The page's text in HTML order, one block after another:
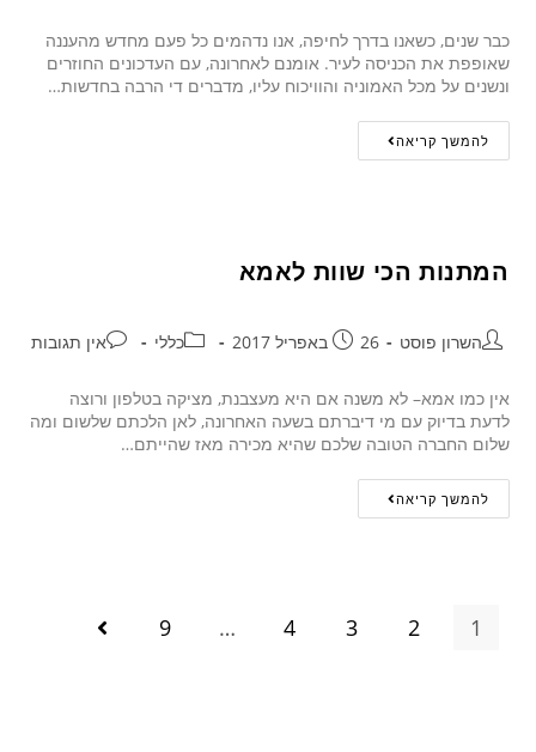
כבר שנים, כשאנו בדרך לחיפה, אנו נדהמים כל פעם מחדש מהעננה
שאופפת את הכניסה לעיר. אומנם לאחרונה, עם העדכונים החוזרים
ונשנים על מכל האמוניה והוויכוח עליו, מדברים די הרבה בחדשות…
להמשך קריאה
המתנות הכי שוות לאמא
השרון פוסט 26 באפריל 2017 כללי אין תגובות
אין כמו אמא– לא משנה אם היא מעצבנת, מציקה בטלפון ורוצה
לדעת בדיוק עם מי דיברתם בשעה האחרונה, לאן הלכתם שלשום ומה
שלום החברה הטובה שלכם שהיא מכירה מאז שהייתם…
להמשך קריאה
1
2
3
4
…
9